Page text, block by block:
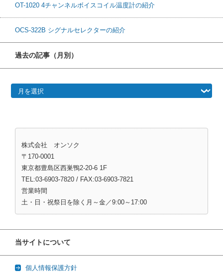
OT-1020 4チャンネルボイスコイル温度計の紹介
OCS-322B シグナルセレクターの紹介
過去の記事（月別）
株式会社 オンソク
〒170-0001
東京都豊島区西巣鴨2-20-6 1F
TEL:03-6903-7820 / FAX:03-6903-7821
営業時間
土・日・祝祭日を除く月～金／9:00～17:00
当サイトについて
個人情報保護方針